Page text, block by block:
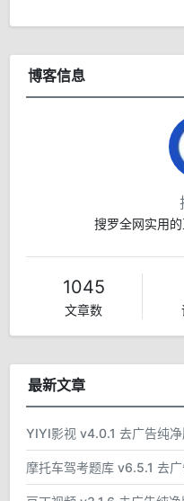
博客信息
搜罗全网实用
1045
文章数
最新文章
YIYI影视 v4.0.1 去广告纯
摩托车驾考题库 v6.5.1 去